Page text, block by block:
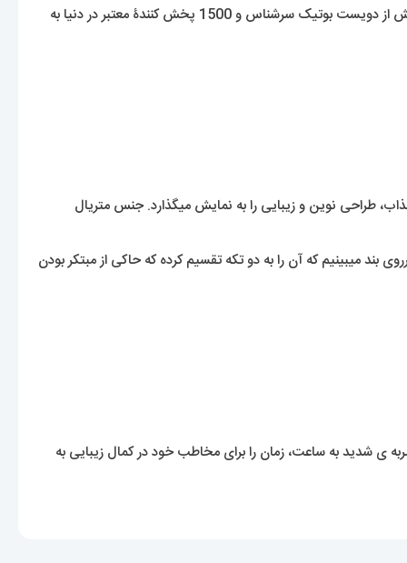
این برند هنوز که هنوزه با تولید کیف ها و لباس های جذابش توجه طرفداران اکسسوری را به خود جلب میکند. این شرکت محصولات خود را توسط بیش از دویست بوتیک سرشناس و 1500 پخش کنندۀ معتبر در دنیا به
طراحی نوین و زیبایی را به نمایش میگذارد. جنس متریال
بند میبینیم که آن را به دو تکه تقسیم کرده که حاکی از مبتکر بودن
ی شدید به ساعت، زمان را برای مخاطب خود در کمال زیبایی به